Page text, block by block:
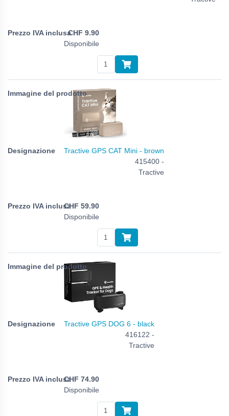
CHF 9.90
Disponibile
Tractive GPS CAT Mini - brown
415400 -
Tractive
CHF 59.90
Disponibile
Tractive GPS DOG 6 - black
416122 -
Tractive
CHF 74.90
Disponibile